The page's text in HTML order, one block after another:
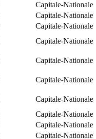
Capitale-Nationale
Capitale-Nationale
Capitale-Nationale
Capitale-Nationale
Capitale-Nationale
Capitale-Nationale
Capitale-Nationale
Capitale-Nationale
Capitale-Nationale
Capitale-Nationale